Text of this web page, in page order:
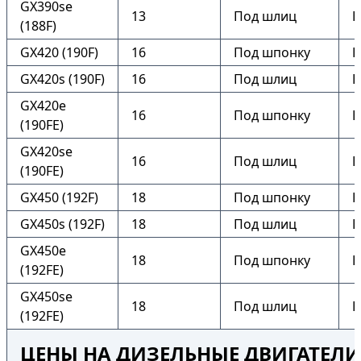
GX390se
(188F)
13 Под шлиц
GX420 (190F) 16 Под шпонку
GX420s (190F)
16 Под шлиц
GX420e
(190FE)
16 Под шпонку
GX420se
(190FE)
16 Под шлиц
GX450 (192F) 18 Под шпонку
GX450s (192F)
18 Под шлиц
GX450e
(192FE)
18 Под шпонку
GX450se
(192FE)
18 Под шлиц
ЦЕНЫ НА ДИЗЕЛЬНЫЕ